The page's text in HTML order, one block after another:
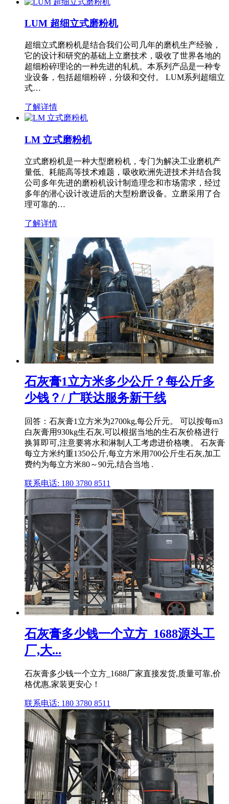
LUM 超细立式磨粉机
超细立式磨粉机是结合我们公司几年的磨机生产经验，
它的设计和研究的基础上立磨技术，吸收了世界各地的
超细粉碎理论的一种先进的轧机。本系列产品是一种专
业设备，包括超细粉碎，分级和交付。 LUM系列超细立
式…
了解详情
LM 立式磨粉机
立式磨粉机是一种大型磨粉机，专门为解决工业磨机产
量低、耗能高等技术难题，吸收欧洲先进技术并结合我
公司多年先进的磨粉机设计制造理念和市场需求，经过
多年的潜心设计改进后的大型粉磨设备。立磨采用了合
理可靠的…
了解详情
石灰膏1立方米多少公斤？每公斤多
少钱？/ 广联达服务新干线
回答：石灰膏1立方米为2700kg,每公斤元。 可以按每m3
白灰膏用930kg生石灰,可以根据当地的生石灰价格进行
换算即可,注意要将水和淋制人工考虑进价格噢。 石灰膏
每立方米约重1350公斤,每立方米用700公斤生石灰,加工
费约为每立方米80～90元,结合当地 .
联系电话: 180 3780 8511
石灰膏多少钱一个立方_1688源头工
厂,大...
石灰膏多少钱一个立方_1688厂家直接发货,质量可靠,价
格优惠,家装更安心！
联系电话: 180 3780 8511